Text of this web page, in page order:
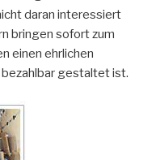
daran interessiert
bringen sofort zum
einen ehrlichen
bezahlbar gestaltet ist.